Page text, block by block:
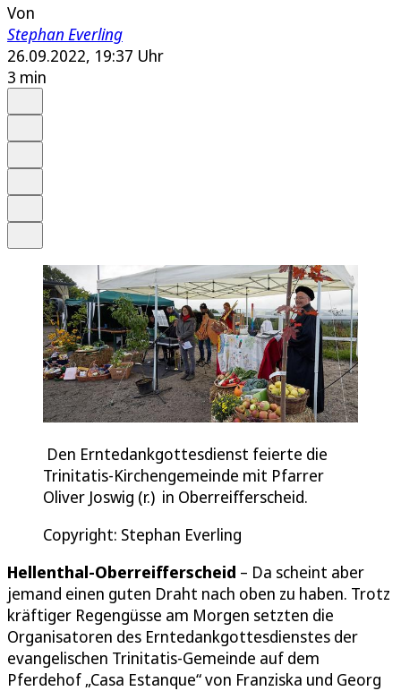
Von
Stephan Everling
26.09.2022, 19:37 Uhr
3 min
Den Erntedankgottesdienst feierte die
Trinitatis-Kirchengemeinde mit Pfarrer
Oliver Joswig (r.) in Oberreifferscheid.
Copyright: Stephan Everling
Hellenthal-Oberreifferscheid – Da scheint aber
jemand einen guten Draht nach oben zu haben. Trotz
kräftiger Regengüsse am Morgen setzten die
Organisatoren des Erntedankgottesdienstes der
evangelischen Trinitatis-Gemeinde auf dem
Pferdehof „Casa Estanque“ von Franziska und Georg